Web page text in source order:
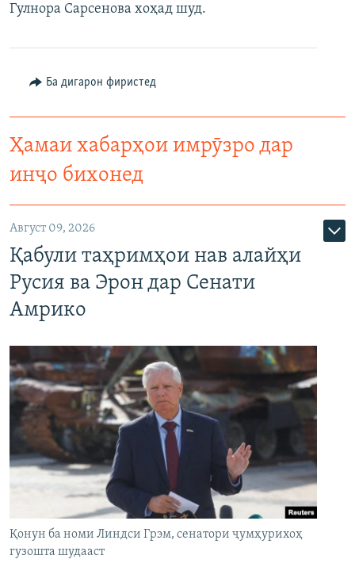
Ҳамаи сомонаҳои RFE/RL
Гулнора Сарсенова хоҳад шуд.
Ба дигарон фиристед
Ҳамаи хабарҳои имрӯзро дар
инҷо бихонед
Август 09, 2026
Қабули таҳримҳои нав алайҳи
Русия ва Эрон дар Сенати
Амрико
Қонун ба номи Линдси Грэм, сенатори ҷумҳурихоҳ
гузошта шудааст